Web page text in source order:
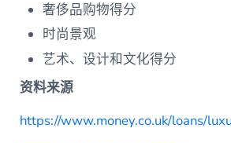
奢侈品购物得分
时尚景观
艺术、设计和文化得分
资料来源
https://www.money.co.uk/loans/